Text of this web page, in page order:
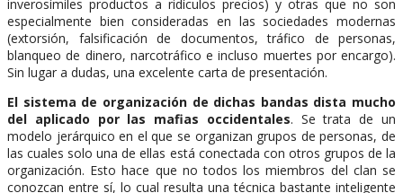
inverosímiles productos a ridículos precios) y otras que no son
especialmente bien consideradas en las sociedades modernas
(extorsión, falsificación de documentos, tráfico de personas,
blanqueo de dinero, narcotráfico e incluso muertes por encargo).
Sin lugar a dudas, una excelente carta de presentación.
El sistema de organización de dichas bandas dista mucho
del aplicado por las mafias occidentales. Se trata de un
modelo jerárquico en el que se organizan grupos de personas, de
las cuales solo una de ellas está conectada con otros grupos de la
organización. Esto hace que no todos los miembros del clan se
conozcan entre sí, lo cual resulta una técnica bastante inteligente